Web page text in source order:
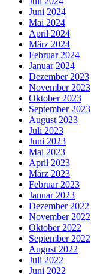
Juni 2024
Mai 2024
April 2024
März 2024
Februar 2024
Januar 2024
Dezember 2023
November 2023
Oktober 2023
September 2023
August 2023
Juli 2023
Juni 2023
Mai 2023
April 2023
März 2023
Februar 2023
Januar 2023
Dezember 2022
November 2022
Oktober 2022
September 2022
August 2022
Juli 2022
Juni 2022